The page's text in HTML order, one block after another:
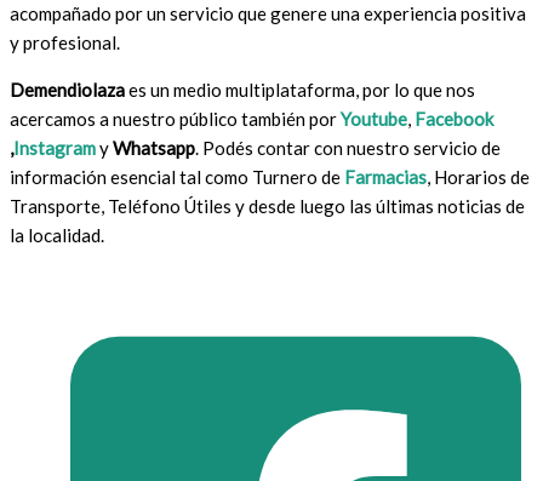
acompañado por un servicio que genere una experiencia positiva
y profesional.
Demendiolazaes un medio multiplataforma, por lo que nos
acercamos a nuestro público también porYoutube, Facebook
,InstagramyWhatsapp. Podés contar con nuestro servicio de
información esencial tal como Turnero de Farmacias, Horarios de
Transporte, Teléfono Útiles y desde luego las últimas noticias de
la localidad.